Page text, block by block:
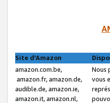
Site d’Amazon
amazon.com.be,
amazon.fr, amazon.de,
audible.de, amazon.ie,
amazon.it, amazon.nl,
Nous
vous